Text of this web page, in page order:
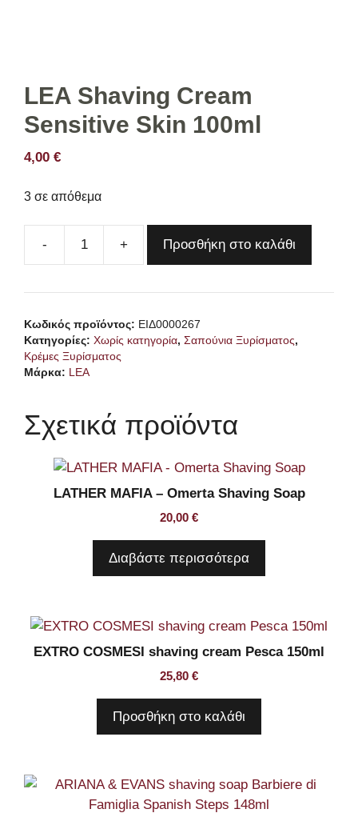
LEA Shaving Cream
Sensitive Skin 100ml
4,00 €
3 σε απόθεμα
LEA
Cream
Προσθήκη στο καλάθι
Κωδικός προϊόντος: ΕΙΔ0000267
Κατηγορίες: Χωρίς κατηγορία, Σαπούνια Ξυρίσματος,
Κρέμες Ξυρίσματος
Μάρκα:
LEA
Σχετικά προϊόντα
LATHER MAFIA – Omerta Shaving Soap
20,00 €
Διαβάστε περισσότερα
EXTRO COSMESI shaving cream Pesca 150ml
25,80 €
Προσθήκη στο καλάθι